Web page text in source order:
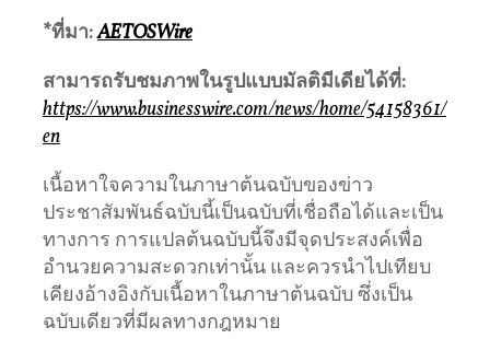
*ที่มา:AETOSWire
สามารถรับชมภาพในรูปแบบมัลติมีเดียได้ที่:
https://www.businesswire.com/news/home/54158361/
en
เนื้อหาใจความในภาษาต้นฉบับของข่าว
ประชาสัมพันธ์ฉบับนี้เป็นฉบับที่เชื่อถือได้และเป็น
ทางการ การแปลต้นฉบับนี้จึงมีจุดประสงค์เพื่อ
อำนวยความสะดวกเท่านั้น และควรนำไปเทียบ
เคียงอ้างอิงกับเนื้อหาในภาษาต้นฉบับ ซึ่งเป็น
ฉบับเดียวที่มีผลทางกฎหมาย